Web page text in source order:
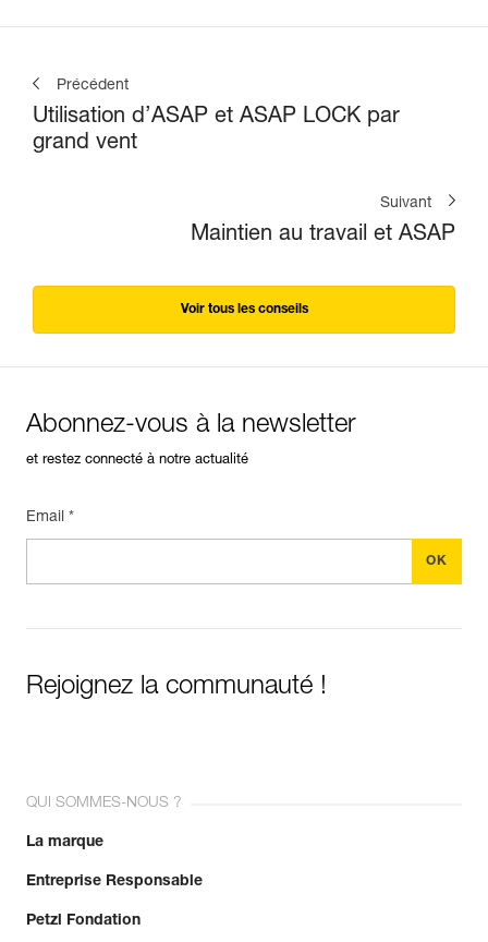
Précédent
Utilisation d’ASAP et ASAP LOCK par
grand vent
Suivant
Maintien au travail et ASAP
Voir tous les conseils
Abonnez-vous à la newsletter
et restez connecté à notre actualité
Email *
Rejoignez la communauté !
QUI SOMMES-NOUS ?
La marque
Entreprise Responsable
Petzl Fondation